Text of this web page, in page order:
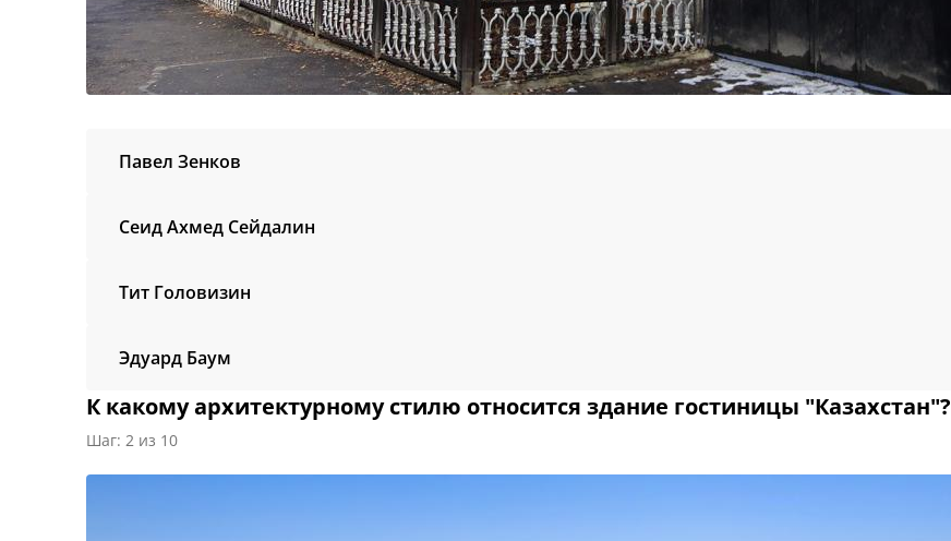
Павел Зенков
Сеид Ахмед Сейдалин
Тит Головизин
Эдуард Баум
К какому архитектурному стилю относится здание гостиницы "Казахстан"?
Шаг: 2 из 10